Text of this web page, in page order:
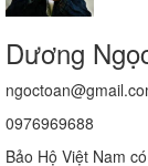
Dương
0976969688
Bảo Hộ Việt Nam